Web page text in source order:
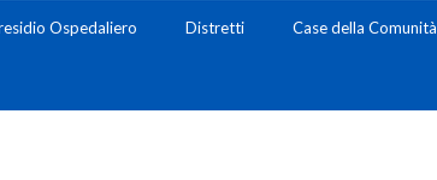
Ospedaliero Distretti Case della Comunità